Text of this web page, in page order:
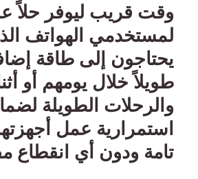
وقت قريب ليوفر حلاً
لمستخدمي الهواتف
يحتاجون إلى طاقة
طويلاً خلال يومهم أو
والرحلات الطويلة
استمرارية عمل
تامة ودون أي انقطاع